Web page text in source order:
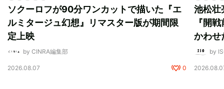
ソクーロフが90分ワンカットで描いた『エ
ルミタージュ幻想』リマスター版が期間限
定上映
by CINRA編集部
2026.08.07 0
池松壮
『開
かわせ
by